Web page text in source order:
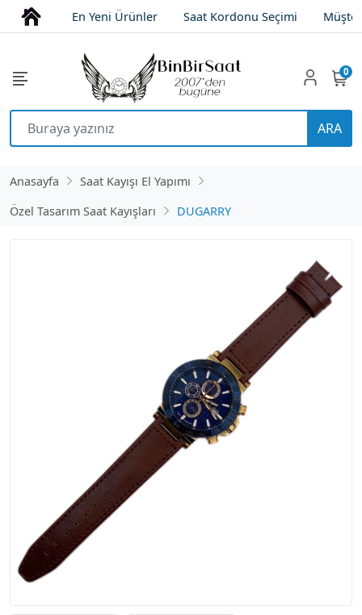
En Yeni Ürünler Saat Kordonu Seçimi
ARA
0
Anasayfa
Saat Kayışı El Yapımı
Özel Tasarım Saat Kayışları
DUGARRY